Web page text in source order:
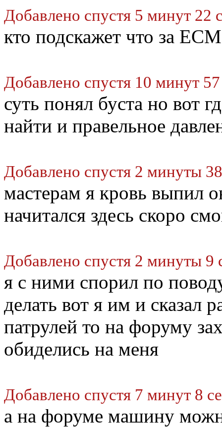
Добавлено спустя 5 минут 22
кто подскажет что за
Добавлено спустя 10 минут
суть понял буста но вот
найти и правельное
Добавлено спустя 2 минуты
мастерам я кровь выпил
начитался здесь скоро
Добавлено спустя 2 минуты 9
я с ними спорил по
делать вот я им и сказал
патрулей то на форуму
обиделись на меня
Добавлено спустя 7 минут 8
а на форуме машину